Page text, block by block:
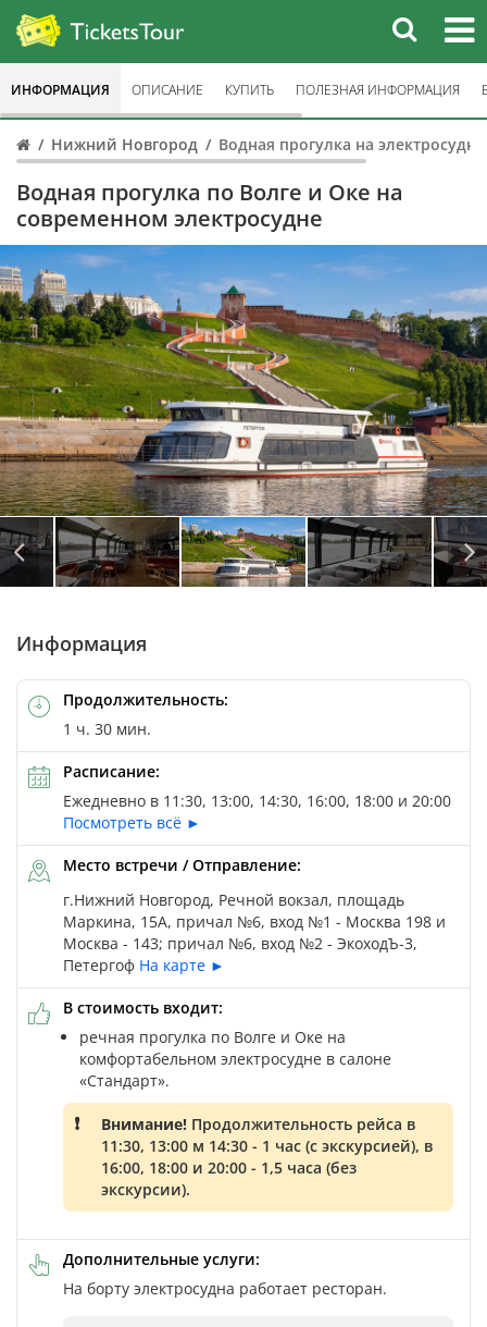
Нижний Новгород Водная прогулка на
Водная прогулка по Волге и Оке на
современном электросудне
ИНФОРМАЦИЯ ОПИСАНИЕ КУПИТЬ ПОЛЕЗНАЯ ИНФОРМАЦИЯ
Информация
Продолжительность:
1 ч. 30 мин.
Расписание:
Ежедневно в 11:30, 13:00, 14:30, 16:00, 18:00 и 20:00
Посмотреть всё ►
Место встречи / Отправление:
г.Нижний Новгород, Речной вокзал, площадь
Маркина, 15А, причал №6, вход №1 - Москва 198 и
Москва - 143; причал №6, вход №2 - ЭкоходЪ-3,
Петергоф На карте ►
В стоимость входит:
речная прогулка по Волге и Оке на
комфортабельном электросудне в салоне
«Стандарт».
Внимание! Продолжительность рейса в
11:30, 13:00 м 14:30 - 1 час (с экскурсией), в
16:00, 18:00 и 20:00 - 1,5 часа (без
экскурсии).
Дополнительные услуги:
На борту электросудна работает ресторан.